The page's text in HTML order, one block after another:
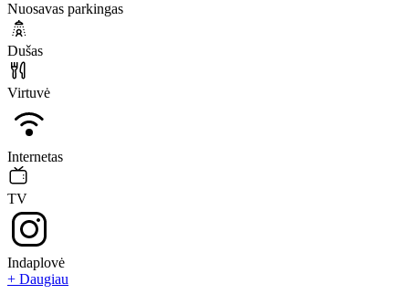
Nuosavas parkingas
Dušas
Virtuvė
Internetas
TV
Indaplovė
+ Daugiau